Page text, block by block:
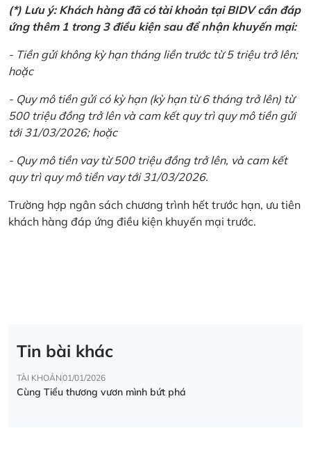
(*) Lưu ý: Khách hàng đã có tài khoản tại BIDV cần đáp
ứng thêm 1 trong 3 điều kiện sau để nhận khuyến mại:
- Tiền gửi không kỳ hạn tháng liền trước từ 5 triệu trở lên;
hoặc
- Quy mô tiền gửi có kỳ hạn (kỳ hạn từ 6 tháng trở lên) từ
500 triệu đồng trở lên và cam kết quy trì quy mô tiền gửi
tới 31/03/2026; hoặc
- Quy mô tiền vay từ 500 triệu đồng trở lên, và cam kết
quy trì quy mô tiền vay tới 31/03/2026.
Trường hợp ngân sách chương trình hết trước hạn, ưu tiên
khách hàng đáp ứng điều kiện khuyến mại trước.
Tin bài khác
TÀI KHOẢN01/01/2026
Cùng Tiểu thương vươn mình bứt phá